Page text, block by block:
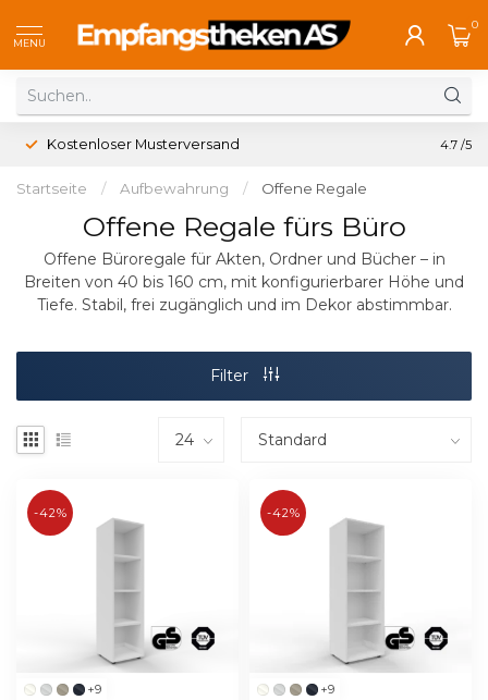
MENU
0
Kostenloser Musterversand 4.7 /5
Startseite / Aufbewahrung / Offene Regale
Offene Regale fürs Büro
Offene Büroregale für Akten, Ordner und Bücher – in
Breiten von 40 bis 160 cm, mit konfigurierbarer Höhe und
Tiefe. Stabil, frei zugänglich und im Dekor abstimmbar.
Filter
+9
-42%
+9
-42%